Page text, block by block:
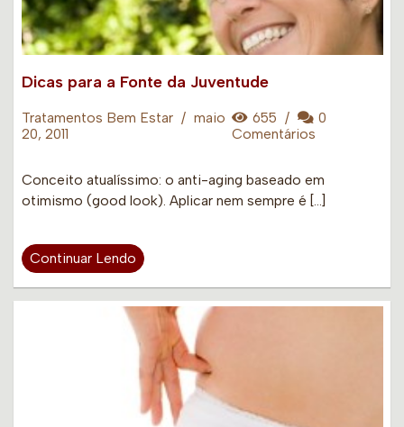
Dicas para a Fonte da Juventude
Tratamentos Bem Estar / maio
20, 2011
655 /
0
Comentários
Conceito atualíssimo: o anti-aging baseado em
otimismo (good look). Aplicar nem sempre é […]
Continuar Lendo